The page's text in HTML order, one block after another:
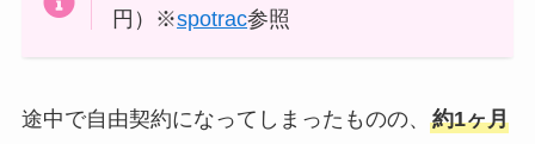
円）※spotrac参照
途中で自由契約になってしまったものの、 約1ヶ月